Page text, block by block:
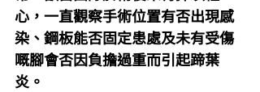
心，一直觀察手術位置有否出現感
染、鋼板能否固定患處及未有受傷
嘅腳會否因負擔過重而引起蹄葉
炎。